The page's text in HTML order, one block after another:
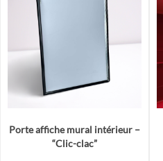
Porte affiche mural intérieur –
“Clic-clac”